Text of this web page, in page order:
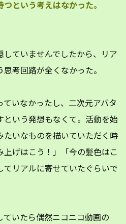
という考えはなかった。
ていませんでしたから、リア
考回路が全くなかった。
いなかったし、二次元アバタ
という発想もなくて。活動を始
たいなものを描いていただく時
上げはこう！」「今の髪色はこ
てリアルに寄せていたぐらいで
いたら偶然ニコニコ動画の